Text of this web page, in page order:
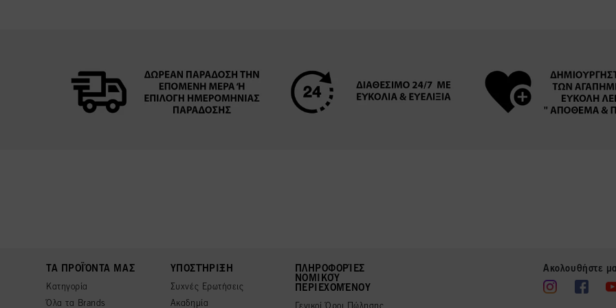
ΤΑ ΠΡΟΪΌΝΤΑ ΜΑΣ
Κατηγορία
Όλα τα Brands
ΥΠΟΣΤΉΡΙΞΗ
Συχνές Ερωτήσεις
Ακαδημία
ΠΛΗΡΟΦΟΡΊΕΣ
ΝΟΜΙΚΟΎ
ΠΕΡΙΕΧΟΜΈΝΟΥ
Γενικοί Όροι Πώλησης
Ακολουθήστε